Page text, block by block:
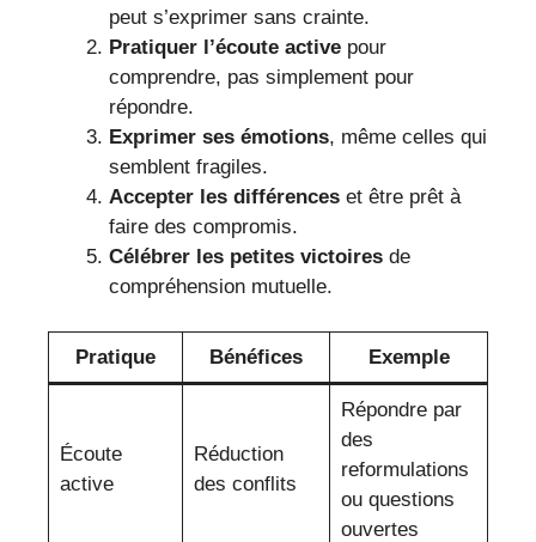
peut s’exprimer sans crainte.
Pratiquer l’écoute active pour
comprendre, pas simplement pour
répondre.
Exprimer ses émotions, même celles qui
semblent fragiles.
Accepter les différences et être prêt à
faire des compromis.
Célébrer les petites victoires de
compréhension mutuelle.
Pratique Bénéfices Exemple
Écoute
active
Réduction
des conflits
Répondre par
des
reformulations
ou questions
ouvertes